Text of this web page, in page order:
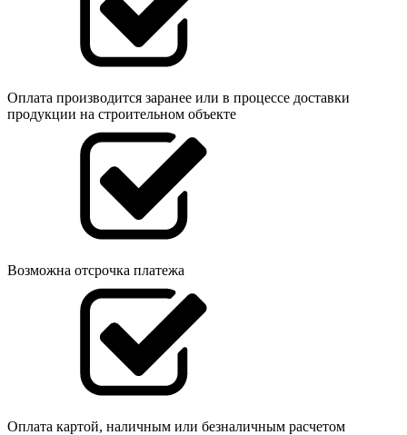
Оплата производится заранее или в процессе доставки
продукции на строительном объекте
Возможна отсрочка платежа
Оплата картой, наличным или безналичным расчетом